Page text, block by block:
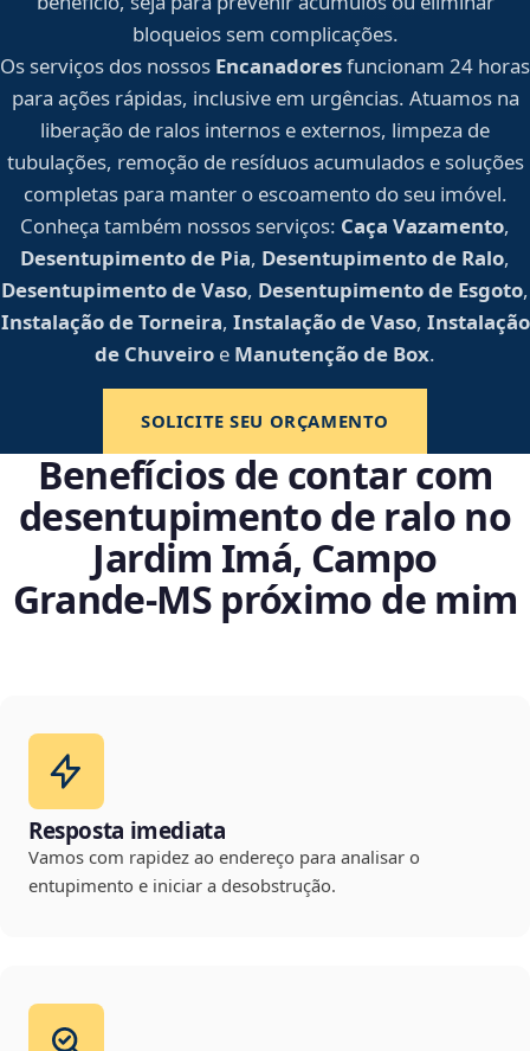
bloqueios sem complicações.
Os serviços dos nossos Encanadoresfuncionam 24 horas
para ações rápidas, inclusive em urgências. Atuamos na
liberação de ralos internos e externos, limpeza de
tubulações, remoção de resíduos acumulados e soluções
completas para manter o escoamento do seu imóvel.
Conheça também nossos serviços: Caça Vazamento,
Desentupimento de Pia, Desentupimento de Ralo,
Desentupimento de Vaso, Desentupimento de Esgoto,
Instalação de Torneira, Instalação de Vaso, Instalação
de Chuveiro e Manutenção de Box.
SOLICITE SEU ORÇAMENTO
Benefícios de contar com
desentupimento de ralo no
Jardim Imá, Campo
Grande‑MS próximo de mim
Resposta imediata
Vamos com rapidez ao endereço para analisar o
entupimento e iniciar a desobstrução.